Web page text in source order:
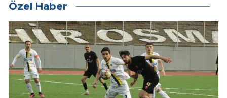
Özel Haber